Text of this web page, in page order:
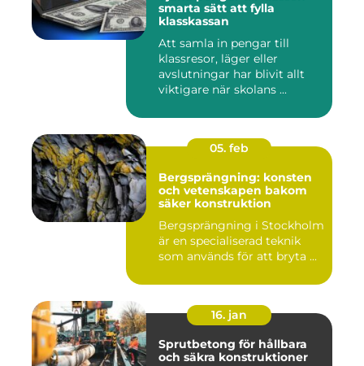
smarta sätt att fylla
klasskassan
Att samla in pengar till
klassresor, läger eller
avslutningar har blivit allt
viktigare när skolans ...
05. feb
Bergsprängning: konsten
och vetenskapen bakom
säker konstruktion
Bergsprängning i Stockholm
är en specialiserad teknik
som används för att bryta ...
16. jan
Sprutbetong för hållbara
och säkra konstruktioner